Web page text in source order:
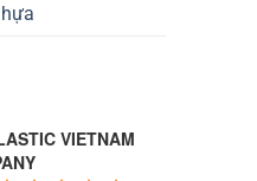
VIETNAM